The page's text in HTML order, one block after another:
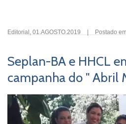
Editorial , 01.AGOSTO.2019 Postado
Seplan-BA e HHCL
campanha do " Abril